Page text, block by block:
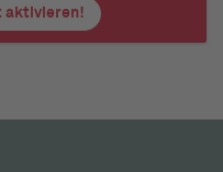
aktivieren!